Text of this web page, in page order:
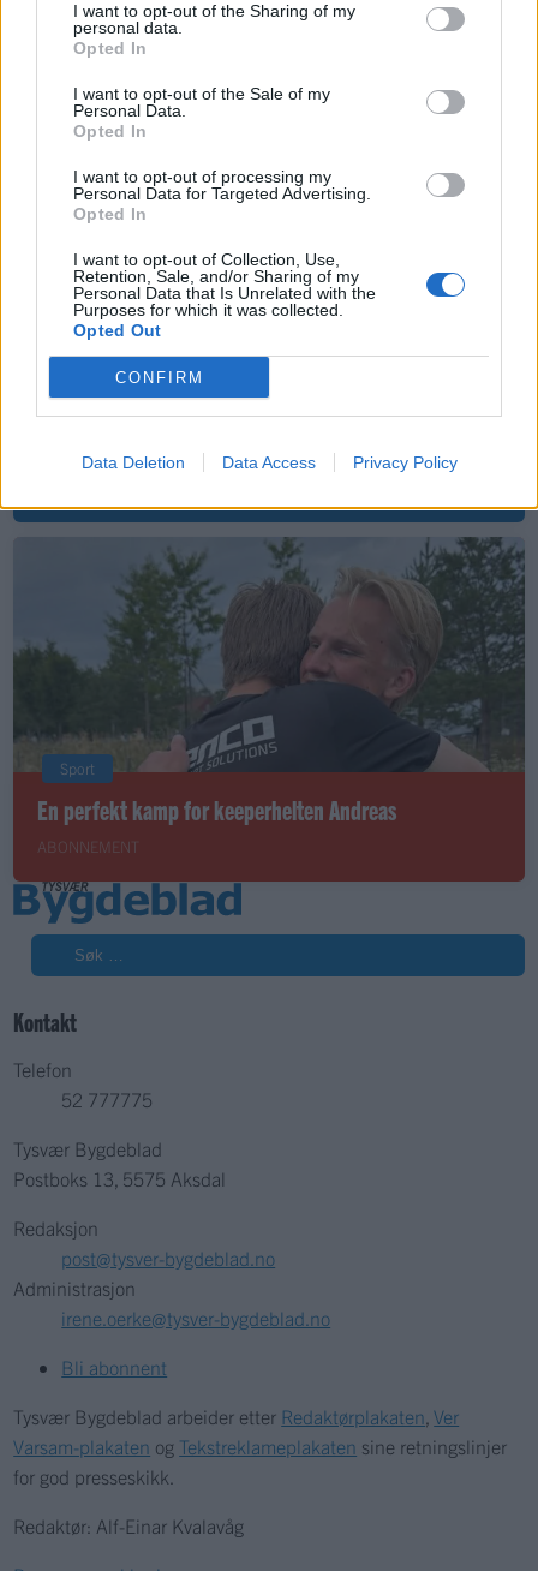
I want to opt-out of the Sharing of my
personal data.
Opted In
I want to opt-out of the Sale of my
Personal Data.
Opted In
I want to opt-out of processing my
Personal Data for Targeted Advertising.
Opted In
I want to opt-out of Collection, Use,
Retention, Sale, and/or Sharing of my
Personal Data that Is Unrelated with the
Purposes for which it was collected.
Opted Out
CONFIRM
Data Deletion Data Access Privacy Policy
Sommerpraten
– Finner roen på hytta
ABONNEMENT
Nokon må sove dårleg om natta
Sport
En perfekt kamp for keeperhelten Andreas
ABONNEMENT
Søk
Kontakt
Telefon
52 777775
Tysvær Bygdeblad
Postboks 13, 5575 Aksdal
Redaksjon
post@tysver-bygdeblad.no
Administrasjon
irene.oerke@tysver-bygdeblad.no
Bli abonnent
Tysvær Bygdeblad arbeider etter Redaktørplakaten ,Ver
Varsam-plakaten og Tekstreklameplakaten sine retningslinjer
for god presseskikk.
Redaktør: Alf-Einar Kvalavåg